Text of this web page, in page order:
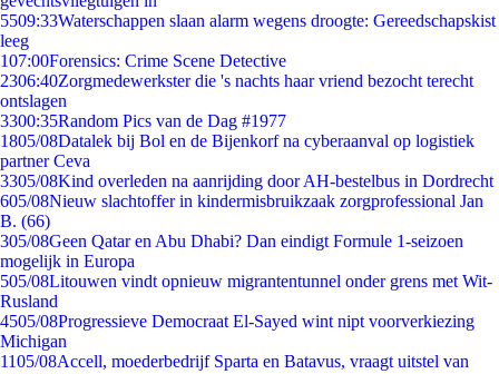
5509:33Waterschappen slaan alarm wegens droogte: Gereedschapskist
leeg
107:00Forensics: Crime Scene Detective
2306:40Zorgmedewerkster die 's nachts haar vriend bezocht terecht
ontslagen
3300:35Random Pics van de Dag #1977
1805/08Datalek bij Bol en de Bijenkorf na cyberaanval op logistiek
partner Ceva
3305/08Kind overleden na aanrijding door AH-bestelbus in Dordrecht
605/08Nieuw slachtoffer in kindermisbruikzaak zorgprofessional Jan
B. (66)
305/08Geen Qatar en Abu Dhabi? Dan eindigt Formule 1-seizoen
mogelijk in Europa
505/08Litouwen vindt opnieuw migrantentunnel onder grens met Wit-
Rusland
4505/08Progressieve Democraat El-Sayed wint nipt voorverkiezing
Michigan
1105/08Accell, moederbedrijf Sparta en Batavus, vraagt uitstel van